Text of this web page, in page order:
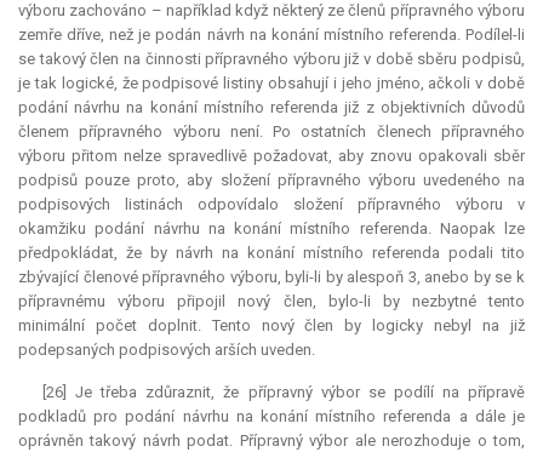
výboru zachováno – například když některý ze členů přípravného výboru
zemře dříve, než je podán návrh na konání místního referenda. Podílel-li
se takový člen na činnosti přípravného výboru již v době sběru podpisů,
je tak logické, že podpisové listiny obsahují i jeho jméno, ačkoli v době
podání návrhu na konání místního referenda již z objektivních důvodů
členem přípravného výboru není. Po ostatních členech přípravného
výboru přitom nelze spravedlivě požadovat, aby znovu opakovali sběr
podpisů pouze proto, aby složení přípravného výboru uvedeného na
podpisových listinách odpovídalo složení přípravného výboru v
okamžiku podání návrhu na konání místního referenda. Naopak lze
předpokládat, že by návrh na konání místního referenda podali tito
zbývající členové přípravného výboru, byli-li by alespoň 3, anebo by se k
přípravnému výboru připojil nový člen, bylo-li by nezbytné tento
minimální počet doplnit. Tento nový člen by logicky nebyl na již
podepsaných podpisových arších uveden.
[26] Je třeba zdůraznit, že přípravný výbor se podílí na přípravě
podkladů pro podání návrhu na konání místního referenda a dále je
oprávněn takový návrh podat. Přípravný výbor ale nerozhoduje o tom,